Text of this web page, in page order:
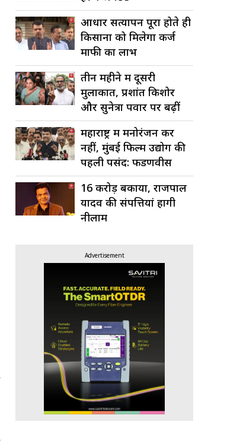
आधार सत्यापन पूरा होते ही
किसानों को मिलेगा कर्ज
माफी का लाभ
तीन महीने में दूसरी
मुलाकात, प्रशांत किशोर
और सुनेत्रा पवार पर बढ़ीं
अटकलें
महाराष्ट्र में मनोरंजन कर
नहीं, मुंबई फिल्म उद्योग की
पहली पसंद: फडणवीस
16 करोड़ बकाया, राजपाल
यादव की संपत्तियां होंगी
नीलाम
Advertisement